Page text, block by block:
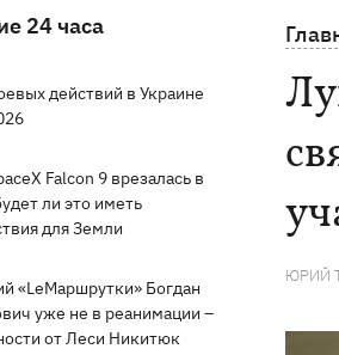
24 часа
действий в Украине
Falcon 9 врезалась в
ли это иметь
для Земли
«LeМаршрутки» Богдан
уже не в реанимации –
от Леси Никитюк
ЮРИЙ